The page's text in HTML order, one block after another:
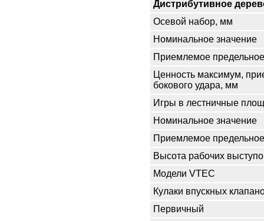
Дистрибутивное
Осевой набор, мм
Номинальное значение
Приемлемое
Ценность максимум,
бокового удара, мм
Игры в лестничные
Номинальное значение
Приемлемое
Высота рабочих
Модели VTEC
Кулаки впускных
Первичный